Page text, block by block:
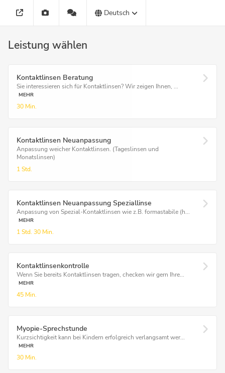
Deutsch
Leistung wählen
Kontaktlinsen Beratung
Sie interessieren sich für Kontaktlinsen? Wir zeigen Ihnen, ...
MEHR
30 Min.
Kontaktlinsen Neuanpassung
Anpassung weicher Kontaktlinsen. (Tageslinsen und
Monatslinsen)
1 Std.
Kontaktlinsen Neuanpassung Speziallinse
Anpassung von Spezial-Kontaktlinsen wie z.B. formastabile (h...
MEHR
1 Std. 30 Min.
Kontaktlinsenkontrolle
Wenn Sie bereits Kontaktlinsen tragen, checken wir gern Ihre...
MEHR
45 Min.
Myopie-Sprechstunde
Kurzsichtigkeit kann bei Kindern erfolgreich verlangsamt wer...
MEHR
30 Min.